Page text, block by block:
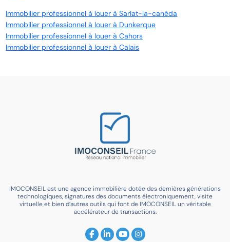
Immobilier professionnel à louer à Sarlat-la-canéda
Immobilier professionnel à louer à Dunkerque
Immobilier professionnel à louer à Cahors
Immobilier professionnel à louer à Calais
IMOCONSEIL est une agence immobilière dotée des dernières générations
technologiques, signatures des documents électroniquement, visite
virtuelle et bien d’autres outils qui font de IMOCONSEIL un véritable
accélérateur de transactions.